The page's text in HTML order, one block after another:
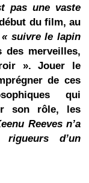
pas une vaste
du film, au
« suivre le lapin
des merveilles,
». Jouer le
de ces
qui
son rôle, les
Reeves n’a
d’un